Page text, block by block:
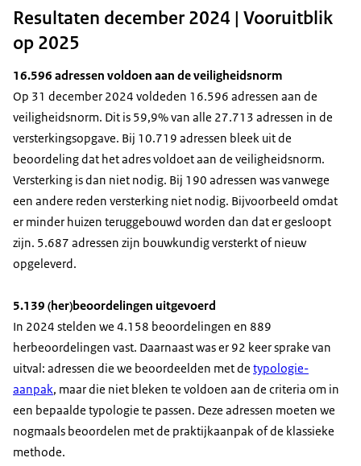
Resultaten december 2024 | Vooruitblik
op 2025
16.596 adressen voldoen aan de veiligheidsnorm
Op 31 december 2024 voldeden 16.596 adressen aan de
veiligheidsnorm. Dit is 59,9% van alle 27.713 adressen in de
versterkingsopgave. Bij 10.719 adressen bleek uit de
beoordeling dat het adres voldoet aan de veiligheidsnorm.
Versterking is dan niet nodig. Bij 190 adressen was vanwege
een andere reden versterking niet nodig. Bijvoorbeeld omdat
er minder huizen teruggebouwd worden dan dat er gesloopt
zijn. 5.687 adressen zijn bouwkundig versterkt of nieuw
opgeleverd.
5.139 (her)beoordelingen uitgevoerd
In 2024 stelden we 4.158 beoordelingen en 889
herbeoordelingen vast. Daarnaast was er 92 keer sprake van
uitval: adressen die we beoordeelden met de typologie-
aanpak, maar die niet bleken te voldoen aan de criteria om in
een bepaalde typologie te passen. Deze adressen moeten we
nogmaals beoordelen met de praktijkaanpak of de klassieke
methode.